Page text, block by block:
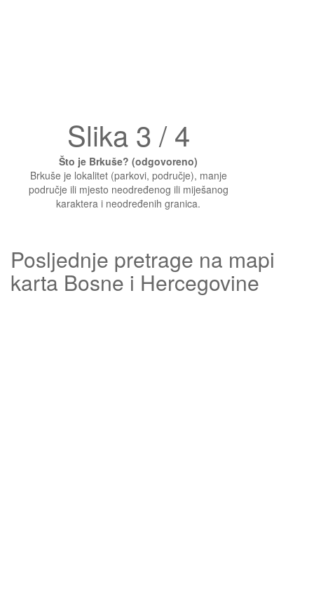
Slika 3 / 4
Što je Brkuše? (odgovoreno)
Brkuše je lokalitet (parkovi, područje), manje
područje ili mjesto neodređenog ili miješanog
karaktera i neodređenih granica.
Posljednje pretrage na mapi
karta Bosne i Hercegovine